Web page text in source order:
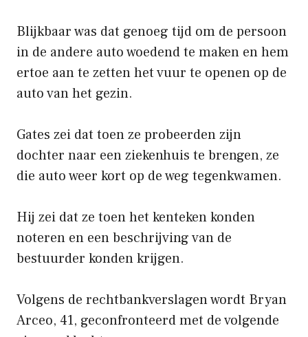
Blijkbaar was dat genoeg tijd om de persoon
in de andere auto woedend te maken en hem
ertoe aan te zetten het vuur te openen op de
auto van het gezin.
Gates zei dat toen ze probeerden zijn
dochter naar een ziekenhuis te brengen, ze
die auto weer kort op de weg tegenkwamen.
Hij zei dat ze toen het kenteken konden
noteren en een beschrijving van de
bestuurder konden krijgen.
Volgens de rechtbankverslagen wordt Bryan
Arceo, 41, geconfronteerd met de volgende